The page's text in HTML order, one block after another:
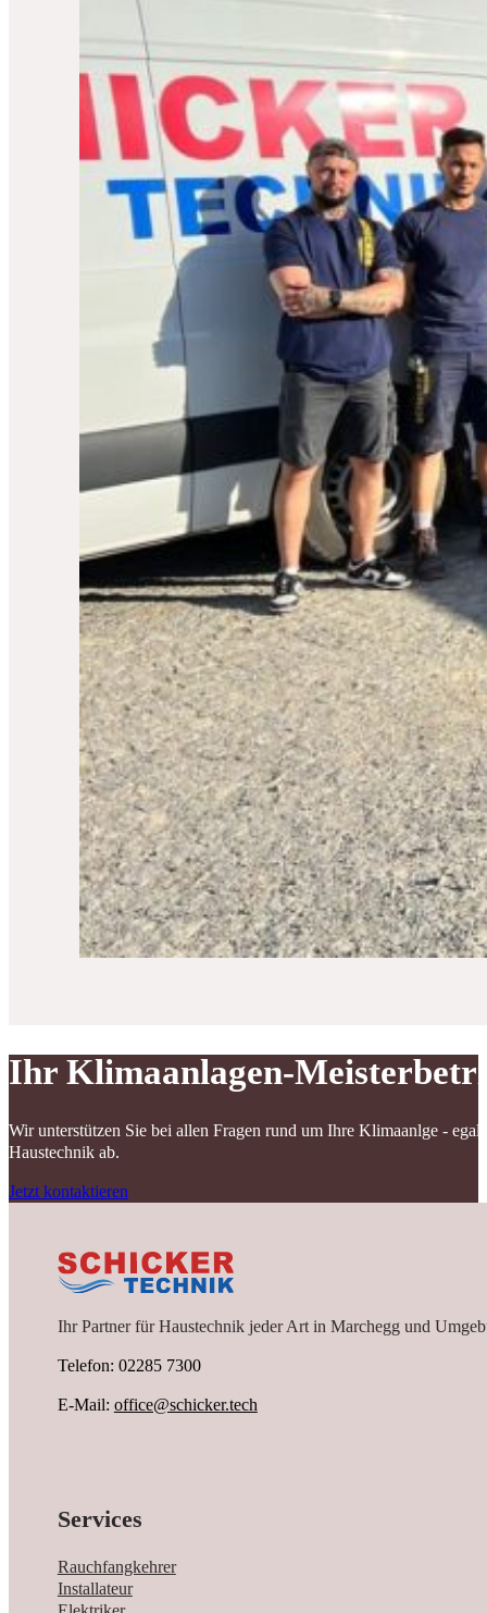
Ihr Klimaanlagen-
Wir unterstützen Sie bei allen Fragen rund um Ihre Klimaanlge -
Haustechnik ab.
Jetzt kontaktieren
Ihr Partner für Haustechnik jeder Art in Marchegg und
Telefon: 02285 7300
E-Mail: office@schicker.tech
Services
Rauchfangkehrer
Installateur